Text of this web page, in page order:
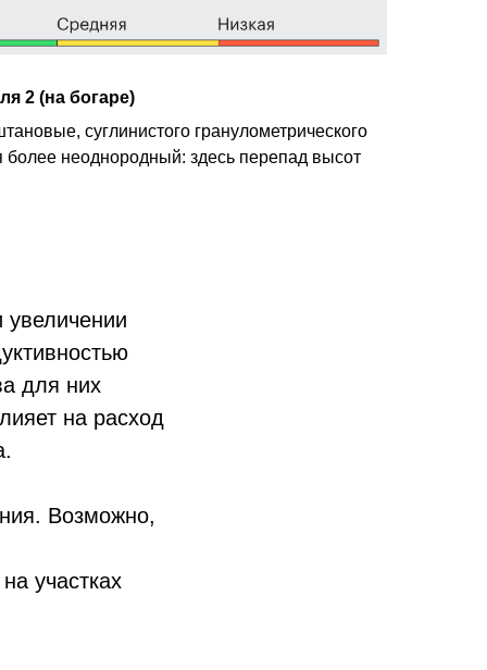
2 (на богаре)
суглинистого гранулометрического
более неоднородный: здесь перепад высот
увеличении
для них
на расход
Возможно,
участках